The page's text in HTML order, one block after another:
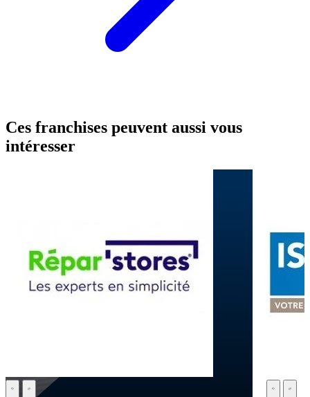
Ces franchises peuvent aussi vous
intéresser